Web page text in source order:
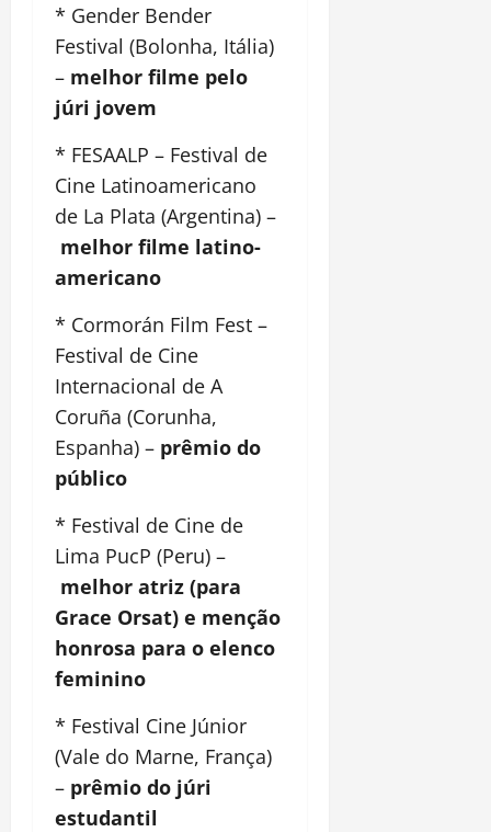
* Gender Bender
Festival (Bolonha, Itália)
– melhor filme pelo
júri jovem
* FESAALP – Festival de
Cine Latinoamericano
de La Plata (Argentina) –
melhor filme latino-
americano
* Cormorán Film Fest –
Festival de Cine
Internacional de A
Coruña (Corunha,
Espanha) – prêmio do
público
* Festival de Cine de
Lima PucP (Peru) –
melhor atriz (para
Grace Orsat) e menção
honrosa para o elenco
feminino
* Festival Cine Júnior
(Vale do Marne, França)
– prêmio do júri
estudantil